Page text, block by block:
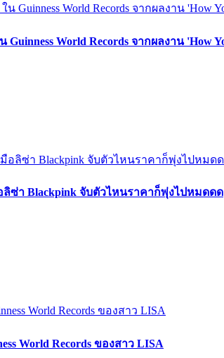
World Records จากผลงาน 'How
ซ่า Blackpink จับตัวไหนราคาก็พุ่งไปหมดดด
World Records ของสาว LISA